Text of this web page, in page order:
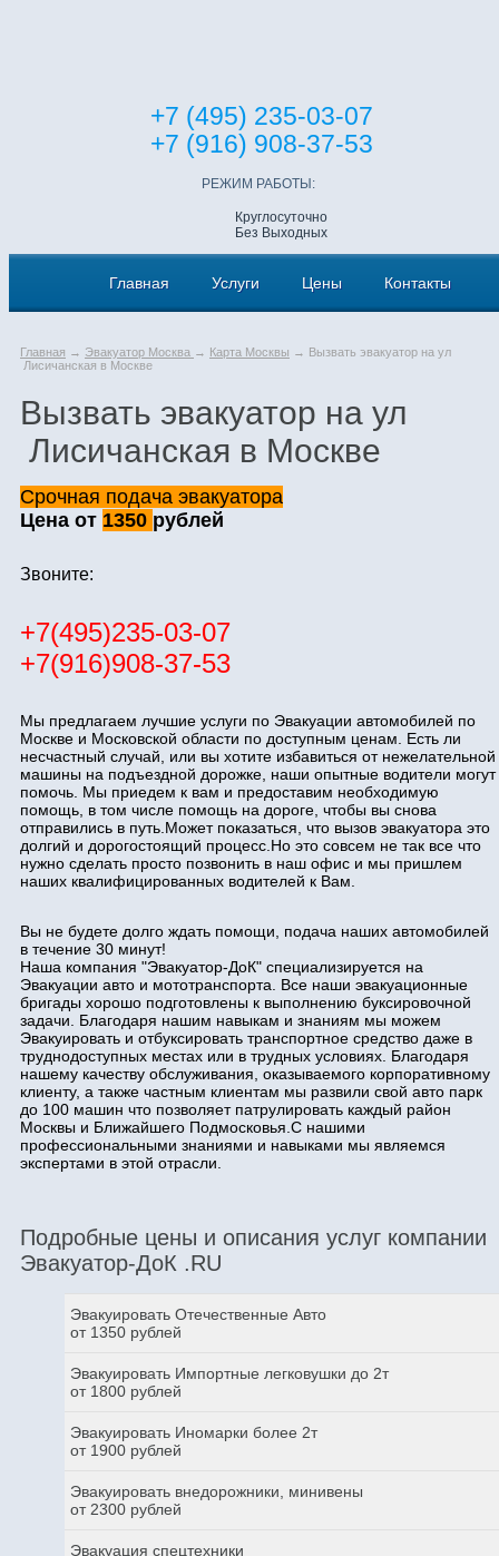
+7 (495) 235-03-07
+7 (916) 908-37-53
РЕЖИМ РАБОТЫ:
Круглосуточно
Без Выходных
Главная Услуги Цены Контакты
Главная → Эвакуатор Москва → Карта Москвы → Вызвать эвакуатор на ул
Лисичанская в Москве
Вызвать эвакуатор на ул
Лисичанская в Москве
Срочная подача эвакуатора
Цена от 1350 рублей
Звоните:
+7(495)235-03-07
+7(916)908-37-53
Мы предлагаем лучшие услуги по Эвакуации автомобилей по
Москве и Московской области по доступным ценам. Есть ли
несчастный случай, или вы хотите избавиться от нежелательной
машины на подъездной дорожке, наши опытные водители могут
помочь. Мы приедем к вам и предоставим необходимую
помощь, в том числе помощь на дороге, чтобы вы снова
отправились в путь.Может показаться, что вызов эвакуатора это
долгий и дорогостоящий процесс.Но это совсем не так все что
нужно сделать просто позвонить в наш офис и мы пришлем
наших квалифицированных водителей к Вам.
Вы не будете долго ждать помощи, подача наших автомобилей
в течение 30 минут!
Наша компания "Эвакуатор-ДоК" специализируется на
Эвакуации авто и мототранспорта. Все наши эвакуационные
бригады хорошо подготовлены к выполнению буксировочной
задачи. Благодаря нашим навыкам и знаниям мы можем
Эвакуировать и отбуксировать транспортное средство даже в
труднодоступных местах или в трудных условиях. Благодаря
нашему качеству обслуживания, оказываемого корпоративному
клиенту, а также частным клиентам мы развили свой авто парк
до 100 машин что позволяет патрулировать каждый район
Москвы и Ближайшего Подмосковья.С нашими
профессиональными знаниями и навыками мы являемся
экспертами в этой отрасли.
Подробные цены и описания услуг компании
Эвакуатор-ДоК .RU
Эвакуировать Отечественные Авто
от 1350 рублей
Эвакуировать Импортные легковушки до 2т
от 1800 рублей
Эвакуировать Иномарки более 2т
от 1900 рублей
Эвакуировать внедорожники, минивены
от 2300 рублей
Эвакуация спецтехники